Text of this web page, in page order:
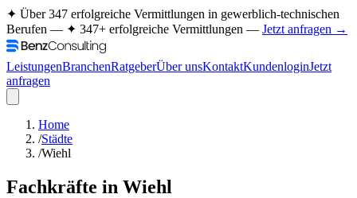
✦ Über 347 erfolgreiche Vermittlungen in gewerblich-technischen
Berufen — ✦ 347+ erfolgreiche Vermittlungen — Jetzt anfragen →
LeistungenBranchenRatgeberÜber unsKontaktKundenloginJetzt
anfragen
Home
/Städte
/Wiehl
Fachkräfte in Wiehl